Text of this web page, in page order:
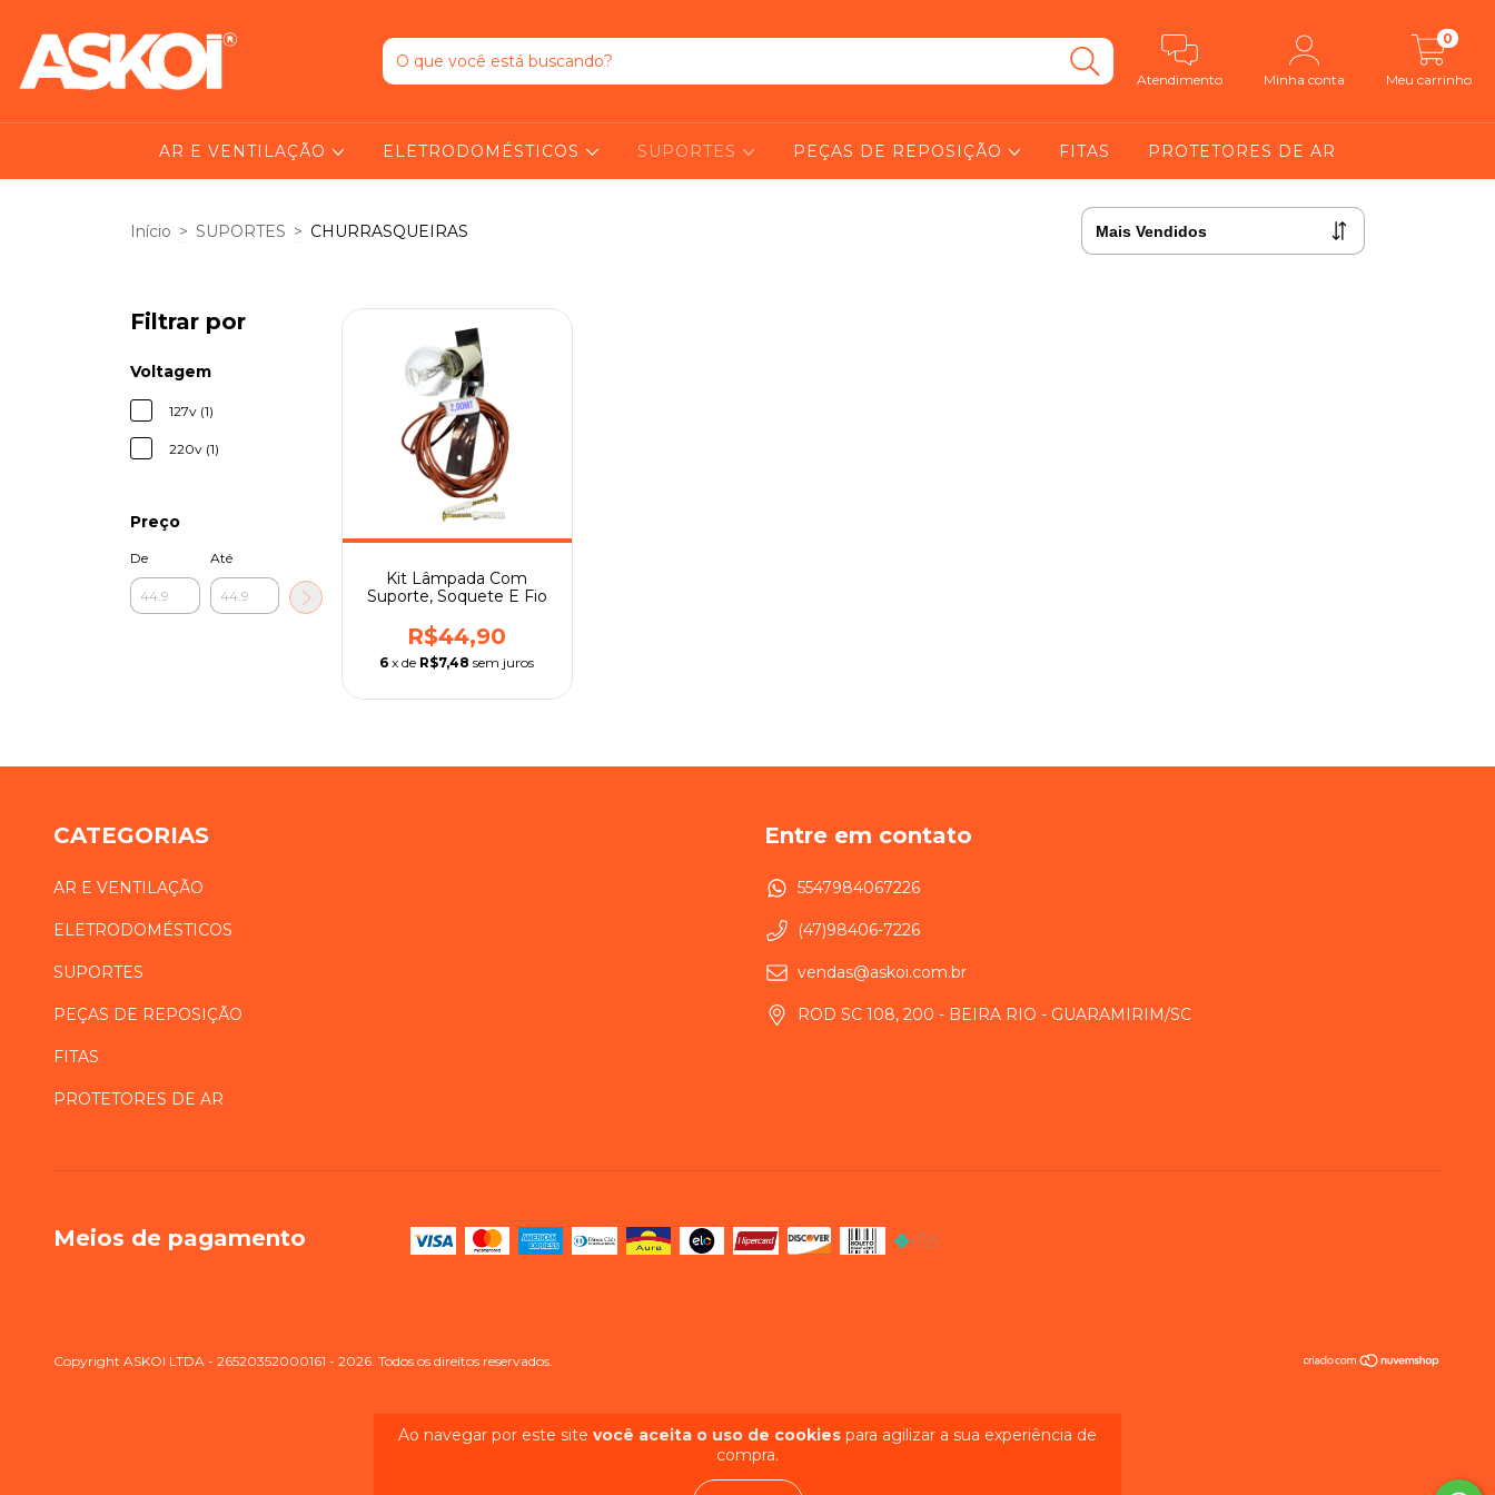
Atendimento Minha conta Meu carrinho
0
AR E VENTILAÇÃO ELETRODOMÉSTICOS SUPORTES PEÇAS DE REPOSIÇÃO FITAS PROTETORES DE AR
Ao navegar por este site você aceita o uso de cookies para agilizar a sua experiência de
compra.
Início > SUPORTES > CHURRASQUEIRAS
Filtrar por
Voltagem
127v (1)
220v (1)
Preço
De Até
Kit Lâmpada Com
Suporte, Soquete E Fio
R$44,90
6 x de R$7,48 sem juros
CATEGORIAS
AR E VENTILAÇÃO
ELETRODOMÉSTICOS
SUPORTES
PEÇAS DE REPOSIÇÃO
FITAS
PROTETORES DE AR
Entre em contato
5547984067226
(47)98406-7226
vendas@askoi.com.br
ROD SC 108, 200 - BEIRA RIO - GUARAMIRIM/SC
Meios de pagamento
Copyright ASKOI LTDA - 26520352000161 - 2026. Todos os direitos reservados.